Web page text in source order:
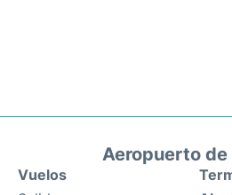
Aeropuerto de
Vuelos